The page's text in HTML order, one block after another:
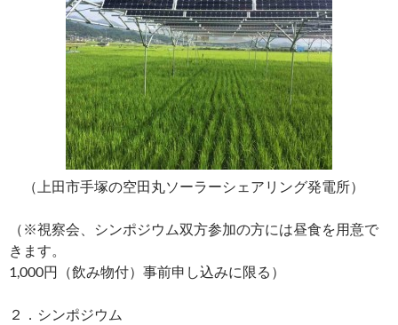
（上田市手塚の空田丸ソーラーシェアリング発電所）
（※視察会、シンポジウム双方参加の方には昼食を用意で
きます。
1,000円（飲み物付）事前申し込みに限る）
２．シンポジウム